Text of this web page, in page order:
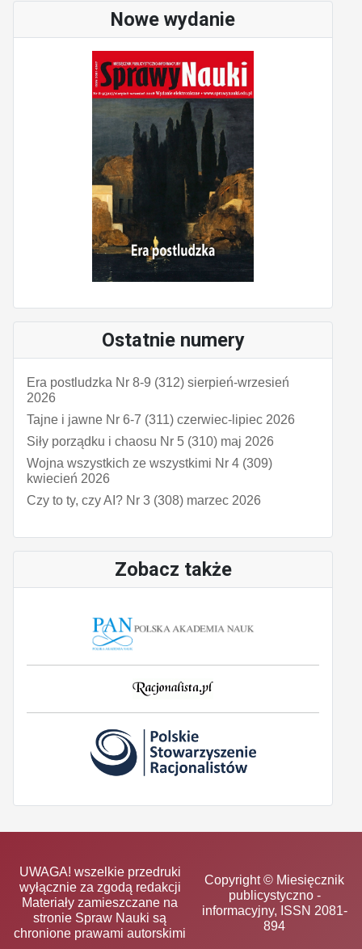
Nowe wydanie
Ostatnie numery
Era postludzka Nr 8-9 (312) sierpień-wrzesień
2026
Tajne i jawne Nr 6-7 (311) czerwiec-lipiec 2026
Siły porządku i chaosu Nr 5 (310) maj 2026
Wojna wszystkich ze wszystkimi Nr 4 (309)
kwiecień 2026
Czy to ty, czy AI? Nr 3 (308) marzec 2026
Zobacz także
UWAGA! wszelkie przedruki
wyłącznie za zgodą redakcji
Materiały zamieszczane na
stronie Spraw Nauki są
chronione prawami autorskimi
Copyright © Miesięcznik
publicystyczno -
informacyjny, ISSN 2081-
894